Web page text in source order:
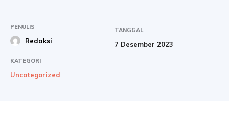
PENULIS
Redaksi
TANGGAL
7 Desember 2023
KATEGORI
Uncategorized